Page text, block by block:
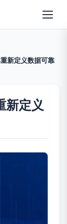
新定义数据可靠
新定义